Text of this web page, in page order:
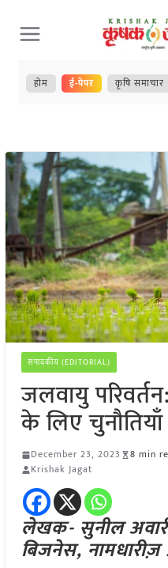
Skip
to
content
होम ई-पेपर कृषि समाचार
संपादकीय (EDITORIAL)
जलवायु
के लिए
December 23, 2023 8 min
Krishak Jagat
लेखक- सुनील
बिजनेस, नामधारीज़